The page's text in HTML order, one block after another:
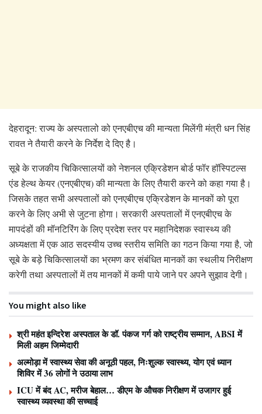
देहरादून: राज्य के अस्पतालो को एनएबीएचकी मान्यता मिलेंगी मंत्री धन सिंह
रावत ने तैयारी करने के निर्देश दे दिए है।
सूबे के राजकीय चिकित्सालयों को नेशनल एक्रिडेशन बोर्ड फॉर हॉस्पिटल्स
एंड हेल्थ केयर (एनएबीएच) की मान्यता के लिए तैयारी करने को कहा गया है।
जिसके तहत सभी अस्पतालों को एनएबीएच एक्रिडेशन के मानकों को पूरा
करने के लिए अभी से जुटना होगा। सरकारी अस्पतालों में एनएबीएच के
मापदंडों की मॉनटिरिंग के लिए प्रदेश स्तर पर महानिदेशक स्वास्थ्य की
अध्यक्षता में एक आठ सदस्यीय उच्च स्तरीय समिति का गठन किया गया है, जो
सूबे के बड़े चिकित्सालयों का भ्रमण कर संबंधित मानकों का स्थलीय निरीक्षण
करेगी तथा अस्पतालों में तय मानकों में कमी पाये जाने पर अपने सुझाव देगी।
You might also like
श्री महंत इन्दिरेश अस्पताल के डॉ. पंकज गर्ग को राष्ट्रीय सम्मान, ABSI में
मिली अहम जिम्मेदारी
अल्मोड़ा में स्वास्थ्य सेवा की अनूठी पहल, निःशुल्क स्वास्थ्य, योग एवं ध्यान
शिविर में 36 लोगों ने उठाया लाभ
ICU में बंद AC, मरीज बेहाल… डीएम के औचक निरीक्षण में उजागर हुई
स्वास्थ्य व्यवस्था की सच्चाई